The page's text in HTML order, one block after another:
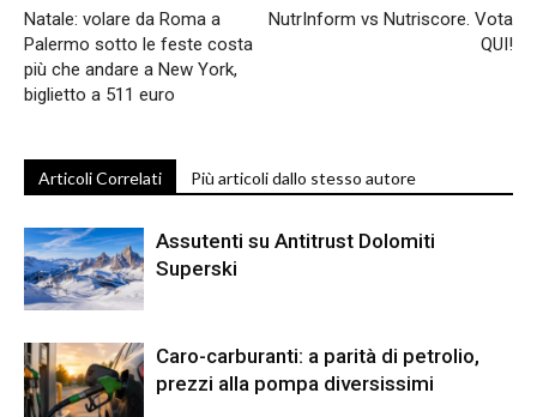
Natale: volare da Roma a
Palermo sotto le feste costa
più che andare a New York,
biglietto a 511 euro
NutrInform vs Nutriscore. Vota
QUI!
Articoli Correlati Più articoli dallo stesso autore
Assutenti su Antitrust Dolomiti
Superski
Caro-carburanti: a parità di petrolio,
prezzi alla pompa diversissimi